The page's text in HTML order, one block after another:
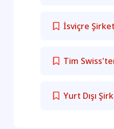
İsviçre
Tim
Yurt Dışı